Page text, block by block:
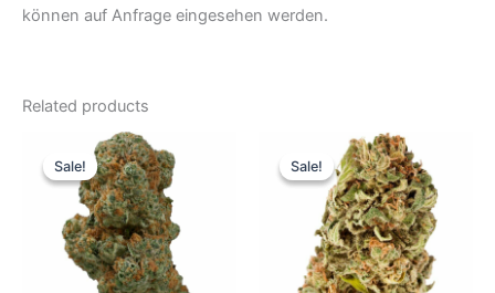
können auf Anfrage eingesehen werden.
Related products
Sale!
Sale!
Original
price
was:
11,49 €.
Current
price
is:
8,99 €.
Sale!
Sale!
Original
price
was:
6,10 €.
Current
price
is:
3,99 €.